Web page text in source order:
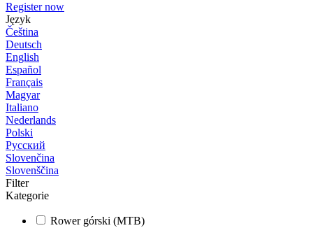
Register now
Język
Čeština
Deutsch
English
Español
Français
Magyar
Italiano
Nederlands
Polski
Русский
Slovenčina
Slovenščina
Filter
Kategorie
Rower górski (MTB)